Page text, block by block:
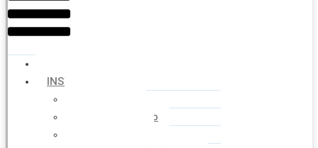
INSTITUCIONAL
Coordenação